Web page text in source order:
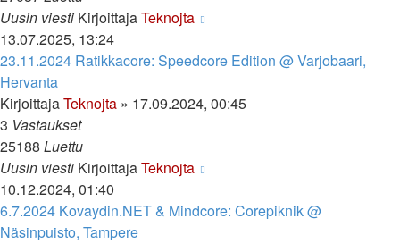
Uusin viesti KirjoittajaTeknojta
13.07.2025, 13:24
23.11.2024 Ratikkacore: Speedcore Edition @ Varjobaari,
Hervanta
KirjoittajaTeknojta » 17.09.2024, 00:45
3 Vastaukset
25188 Luettu
Uusin viesti KirjoittajaTeknojta
10.12.2024, 01:40
6.7.2024 Kovaydin.NET & Mindcore: Corepiknik @
Näsinpuisto, Tampere